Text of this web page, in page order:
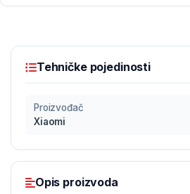
Tehničke pojedinosti
Proizvođač
Xiaomi
Opis proizvoda